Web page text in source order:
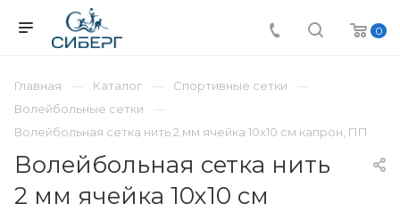
0
Главная Каталог
Спортивные сетки
Волейбольные сетки
Волейбольная сетка нить 2 мм ячейка 10х10 см капрон, ПП
Волейбольная сетка нить
2 мм ячейка 10х10 см